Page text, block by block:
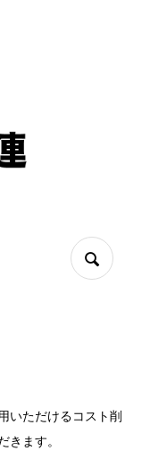
いただけるコスト削
ます。